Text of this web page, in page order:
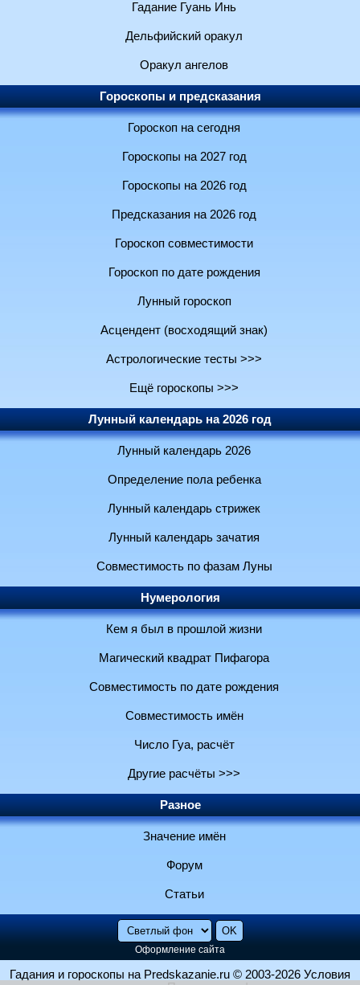
Гадание Гуань Инь
Дельфийский оракул
Оракул ангелов
Гороскопы и предсказания
Гороскоп на сегодня
Гороскопы на 2027 год
Гороскопы на 2026 год
Предсказания на 2026 год
Гороскоп совместимости
Гороскоп по дате рождения
Лунный гороскоп
Асцендент (восходящий знак)
Астрологические тесты >>>
Ещё гороскопы >>>
Лунный календарь на 2026 год
Лунный календарь 2026
Определение пола ребенка
Лунный календарь стрижек
Лунный календарь зачатия
Совместимость по фазам Луны
Нумерология
Кем я был в прошлой жизни
Магический квадрат Пифагора
Совместимость по дате рождения
Совместимость имён
Число Гуа, расчёт
Другие расчёты >>>
Разное
Значение имён
Форум
Статьи
Оформление сайта
Гадания и гороскопы на Predskazanie.ru © 2003-2026 Условия